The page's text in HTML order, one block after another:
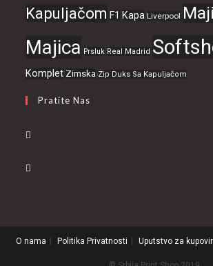
Kapuljačom F1 Kapa Liverpool
Majica Prsluk Real Madrid
Komplet Zimska Zip Duks Sa Kapuljačom
Pratite Nas
O nama Politika Privatnosti Uputstvo za